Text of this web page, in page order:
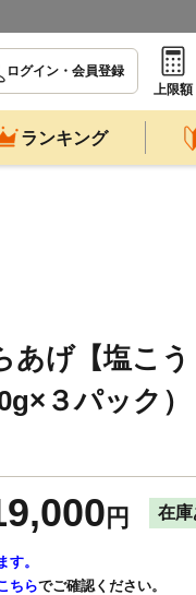
ログイン・会員登録
上限額
ランキング
あげ【塩こう
３パック）
円 在庫
す。
ちらでご確認ください。